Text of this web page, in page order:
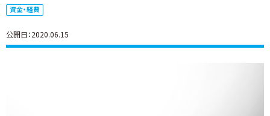
資金・経費
公開日：2020.06.15